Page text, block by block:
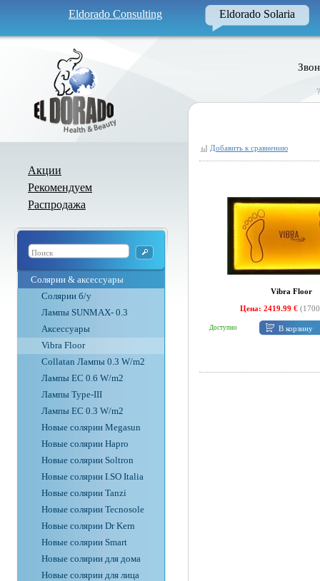
Eldorado Consulting Eldorado Solaria
Акции
Рекомендуем
Распродажа
Солярии & аксессуары
Солярии б/у
Лампы SUNMAX- 0.3
Аксессуары
Vibra Floor
Collatan Лампы 0.3 W/m2
Лампы ЕС 0.6 W/m2
Лампы Type-III
Лампы EC 0.3 W/m2
Новые солярии Megasun
Новые солярии Hapro
Новые солярии Soltron
Новые солярии I.SO Italia
Новые солярии Tanzi
Новые солярии Tecnosole
Новые солярии Dr Kern
Новые солярии Smart
Новые солярии для дома
Новые солярии для лица
Добавить к сравнению
Vibra Floor
Цена: 2419.99 €
Доступно В корзину